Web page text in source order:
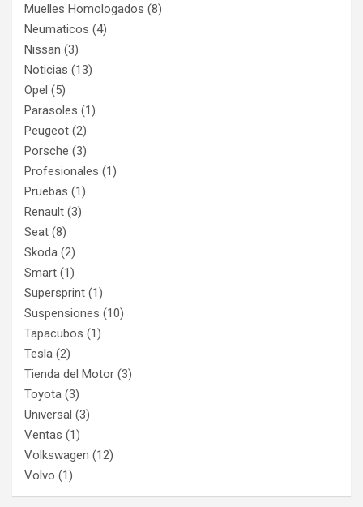
Muelles Homologados (8)
Neumaticos (4)
Nissan (3)
Noticias (13)
Opel (5)
Parasoles (1)
Peugeot (2)
Porsche (3)
Profesionales (1)
Pruebas (1)
Renault (3)
Seat (8)
Skoda (2)
Smart (1)
Supersprint (1)
Suspensiones (10)
Tapacubos (1)
Tesla (2)
Tienda del Motor (3)
Toyota (3)
Universal (3)
Ventas (1)
Volkswagen (12)
Volvo (1)